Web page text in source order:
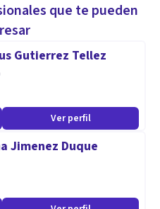
que te pueden
Gutierrez Tellez
Ver perfil
Jimenez Duque